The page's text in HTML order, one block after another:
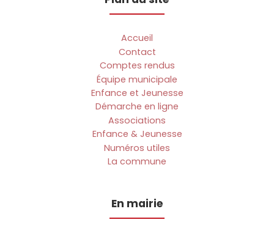
Accueil
Contact
Comptes rendus
Équipe municipale
Enfance et Jeunesse
Démarche en ligne
Associations
Enfance & Jeunesse
Numéros utiles
La commune
En mairie